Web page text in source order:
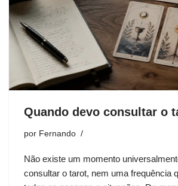
Quando devo consultar o
por Fernando
Não existe um momento
consultar o tarot, nem uma frequência